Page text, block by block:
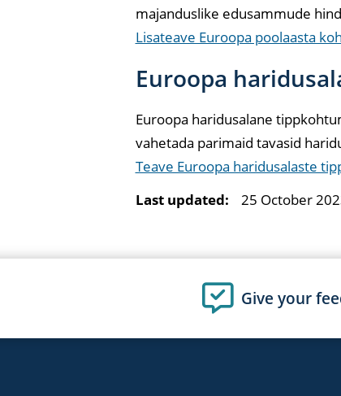
majanduslike edusammude
Lisateave Euroopa poolaasta
Euroopa
Euroopa haridusalane
vahetada parimaid tavasid
Teave Euroopa haridusalaste
Last updated:
25 October
Give your